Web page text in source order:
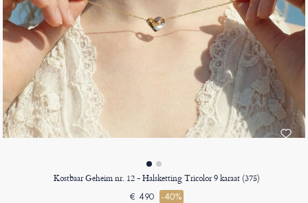
Kostbaar Geheim nr. 12 - Halsketting Tricolor 9 karaat (375)
€ 490 -40%